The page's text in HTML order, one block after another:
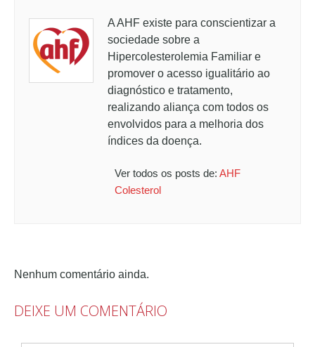
A AHF existe para conscientizar a
sociedade sobre a
Hipercolesterolemia Familiar e
promover o acesso igualitário ao
diagnóstico e tratamento,
realizando aliança com todos os
envolvidos para a melhoria dos
índices da doença.
Ver todos os posts de: AHF
Colesterol
Nenhum comentário ainda.
DEIXE UM COMENTÁRIO